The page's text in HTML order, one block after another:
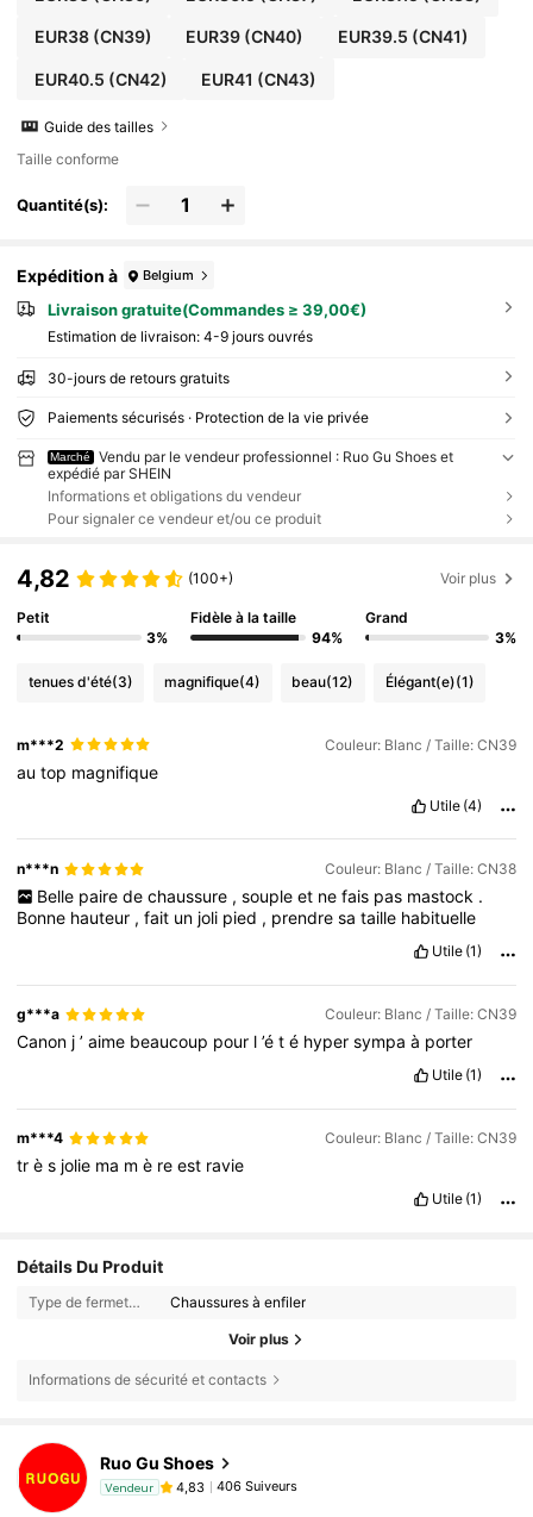
EUR38(CN39) EUR39 (CN40) EUR39.5 (CN41)
EUR40.5 (CN42) EUR41 (CN43)
Guide des tailles
Taille conforme
Quantité(s):
Expédition à Belgium
Livraison gratuite(Commandes ≥ 39,00€)
Estimation de livraison: 4-9 jours ouvrés
30-jours de retours gratuits
Paiements sécurisés · Protection de la vie privée
Marché
Vendu par le vendeur professionnel : Ruo Gu Shoes et
expédié par SHEIN
Informations et obligations du vendeur
Pour signaler ce vendeur et/ou ce produit
4,82 (100+) Voir plus
Petit
3%
Fidèle à la taille
94%
Grand
3%
tenues d'été(3) magnifique(4) beau(12) Élégant(e)(1)
m***2 Couleur: Blanc / Taille: CN39
autop magnifique
Utile (4)
n***n Couleur: Blanc / Taille: CN38
Belle paire de chaussure , souple et ne fais pas mastock .
Bonne hauteur ,fait un joli pied , prendresataille habituelle
Utile (1)
g***a Couleur: Blanc / Taille: CN39
Canon j’aime beaucoup pour l’été hypersympaà porter
Utile (1)
m***4 Couleur: Blanc / Taille: CN39
très jolie ma mè reest ravie
Utile (1)
Détails Du Produit
Type de fermeture: Chaussures à enfiler
Voir plus
Informations de sécurité et contacts
Ruo Gu Shoes
Vendeur 4,83 406 Suiveurs